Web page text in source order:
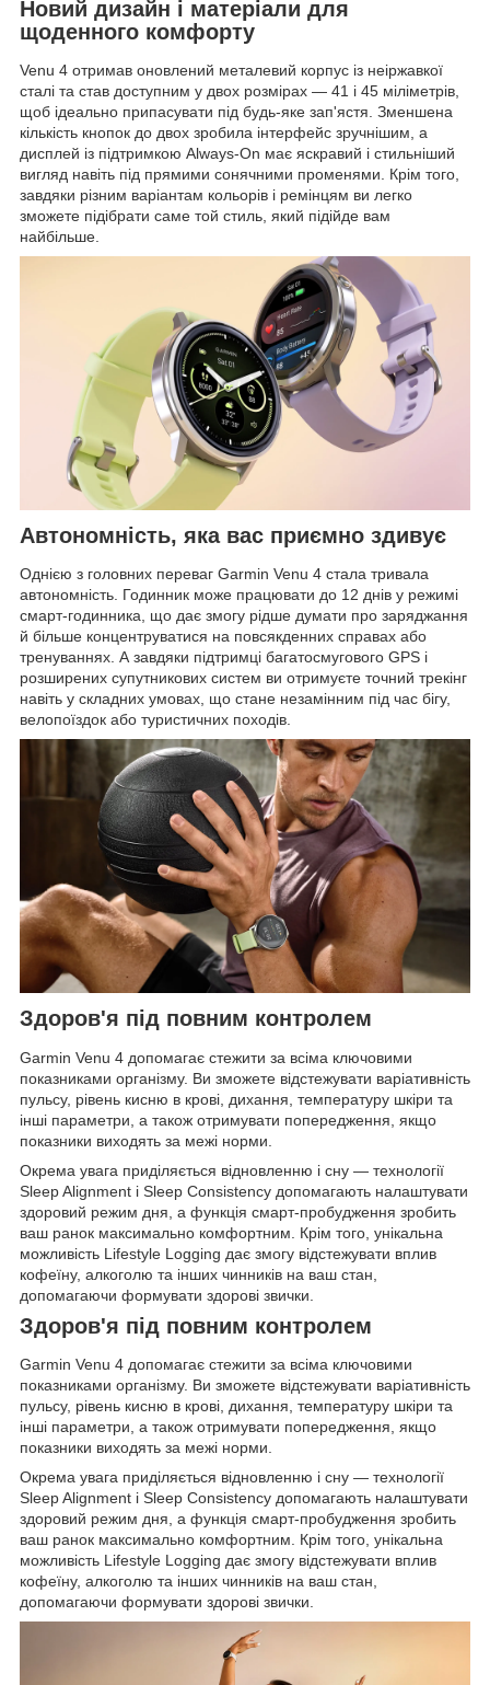
Новий дизайн і матеріали для
щоденного комфорту
Venu 4 отримав оновлений металевий корпус із неіржавкої
сталі та став доступним у двох розмірах — 41 і 45 міліметрів,
щоб ідеально припасувати під будь-яке зап'ястя. Зменшена
кількість кнопок до двох зробила інтерфейс зручнішим, а
дисплей із підтримкою Always-On має яскравий і стильніший
вигляд навіть під прямими сонячними променями. Крім того,
завдяки різним варіантам кольорів і ремінцям ви легко
зможете підібрати саме той стиль, який підійде вам
найбільше.
Автономність, яка вас приємно здивує
Однією з головних переваг Garmin Venu 4 стала тривала
автономність. Годинник може працювати до 12 днів у режимі
смарт-годинника, що дає змогу рідше думати про заряджання
й більше концентруватися на повсякденних справах або
тренуваннях. А завдяки підтримці багатосмугового GPS і
розширених супутникових систем ви отримуєте точний трекінг
навіть у складних умовах, що стане незамінним під час бігу,
велопоїздок або туристичних походів.
Здоров'я під повним контролем
Garmin Venu 4 допомагає стежити за всіма ключовими
показниками організму. Ви зможете відстежувати варіативність
пульсу, рівень кисню в крові, дихання, температуру шкіри та
інші параметри, а також отримувати попередження, якщо
показники виходять за межі норми.
Окрема увага приділяється відновленню і сну — технології
Sleep Alignment і Sleep Consistency допомагають налаштувати
здоровий режим дня, а функція смарт-пробудження зробить
ваш ранок максимально комфортним. Крім того, унікальна
можливість Lifestyle Logging дає змогу відстежувати вплив
кофеїну, алкоголю та інших чинників на ваш стан,
допомагаючи формувати здорові звички.
Здоров'я під повним контролем
Garmin Venu 4 допомагає стежити за всіма ключовими
показниками організму. Ви зможете відстежувати варіативність
пульсу, рівень кисню в крові, дихання, температуру шкіри та
інші параметри, а також отримувати попередження, якщо
показники виходять за межі норми.
Окрема увага приділяється відновленню і сну — технології
Sleep Alignment і Sleep Consistency допомагають налаштувати
здоровий режим дня, а функція смарт-пробудження зробить
ваш ранок максимально комфортним. Крім того, унікальна
можливість Lifestyle Logging дає змогу відстежувати вплив
кофеїну, алкоголю та інших чинників на ваш стан,
допомагаючи формувати здорові звички.